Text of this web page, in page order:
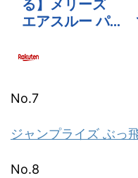
No.7
ジャンプライズ ぶっ
No.8